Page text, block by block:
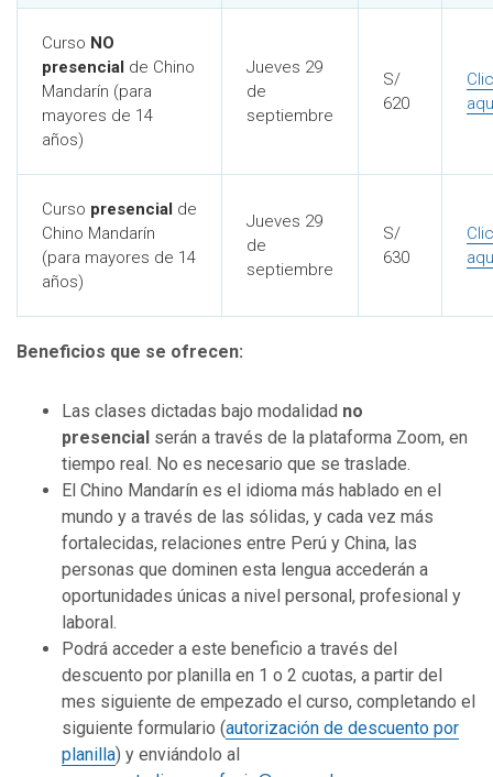
Curso NO
presencial de Chino
Mandarín (para
mayores de 14
años)
Jueves 29
de
septiembre
S/
620
Clic
Curso presencial de
Chino Mandarín
(para mayores de 14
años)
Jueves 29
de
septiembre
S/
630
Clic
Beneficios que se ofrecen:
Las clases dictadas bajo modalidad no
presencial serán a través de la plataforma Zoom, en
tiempo real. No es necesario que se traslade.
El Chino Mandarín es el idioma más hablado en el
mundo y a través de las sólidas, y cada vez más
fortalecidas, relaciones entre Perú y China, las
personas que dominen esta lengua accederán a
oportunidades únicas a nivel personal, profesional y
laboral.
Podrá acceder a este beneficio a través del
descuento por planilla en 1 o 2 cuotas, a partir del
mes siguiente de empezado el curso, completando el
siguiente formulario (autorización de descuento por
planilla) y enviándolo al